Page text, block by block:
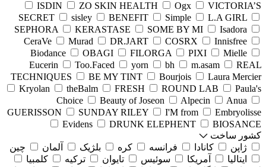
ISDIN
ZO SKIN HEALTH Ogx
VICTORIA’S
SECRET
sisley BENEFIT Simple
L.A GIRL
SEPHORA
KERASTASE SOME BY MI
Isadora
CeraVe
Murad DR.JART COSRX
Innisfree
Biodance
OBAGI FILORGA PIXI
Mielle
Eucerin
Too.Faced yorn bh m.asam
REAL
TECHNIQUES
BE MY TINT Bourjois
Laura Mercier
Kryolan
theBalm FRESH ROUND LAB
Paula's
Choice
Beauty of Joseon Alpecin
Anua
GUERISSON
SUNDAY RILEY I'M from
Embryolisse
Evidens
DRUNK ELEPHENT
BIOSANCE
کشور ساخت
ژاپن
کانادا فرانسه کره بلژیک آلمان
چین
ایتالیا
آمریکا سوئیس تایوان ترکیه
کلمبیا